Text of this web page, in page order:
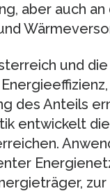
aber auch
und
des Anteils
entwickelt